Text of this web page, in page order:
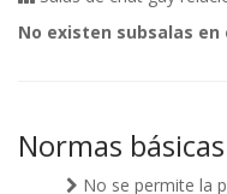
No existen subsalas
Normas básicas
No se permite la